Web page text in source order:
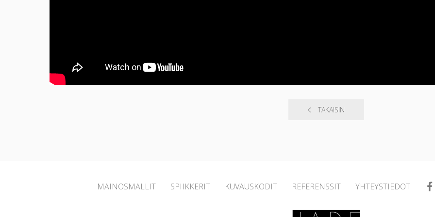
TAKAISIN
MAINOSMALLIT SPIIKKERIT KUVAUSKODIT REFERENSSIT YHTEYSTIEDOT